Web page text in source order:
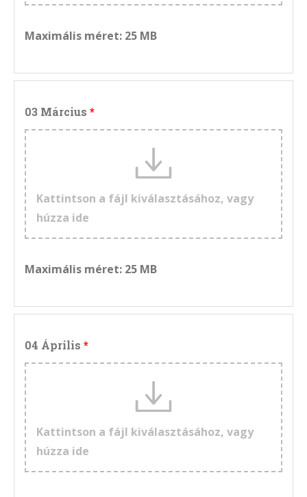
Maximális méret: 25 MB
03 Március
Kattintson a fájl kiválasztásához, vagy
húzza ide
Maximális méret: 25 MB
04 Április
Kattintson a fájl kiválasztásához, vagy
húzza ide